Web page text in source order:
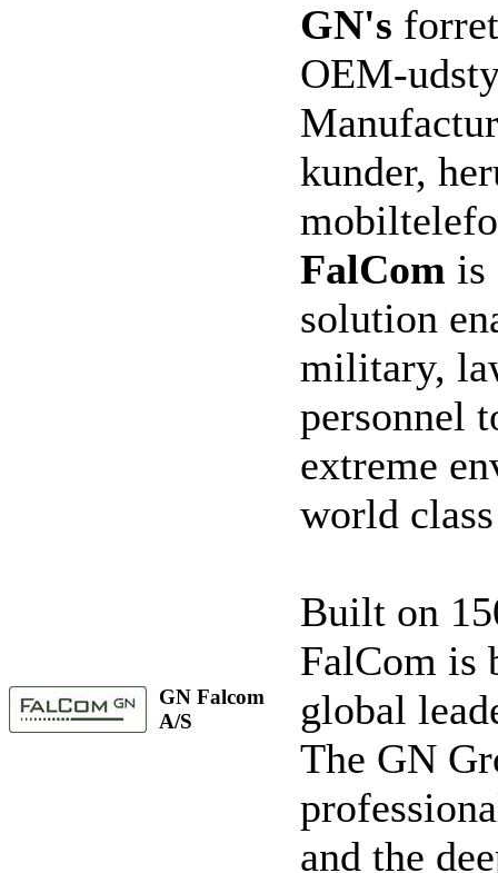
GN's
OEM-
kunder,
GN Falcom
A/S
FalCom is
solution
military,
personnel
extreme
world
Built on
FalCom is
global
The GN
and the